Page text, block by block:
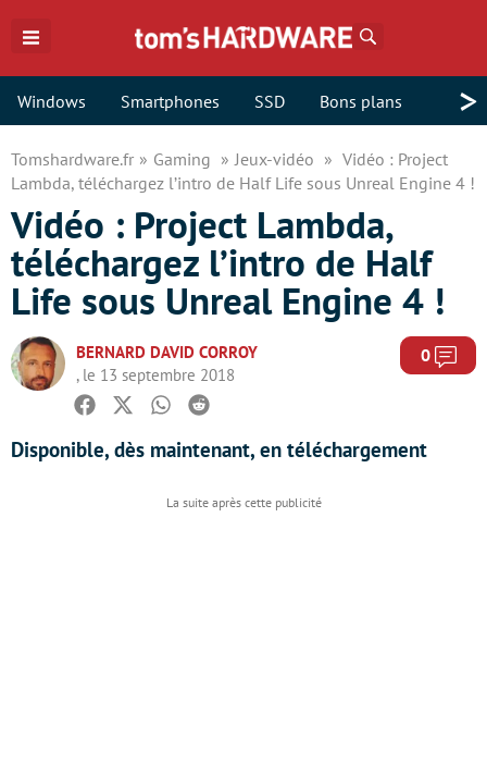
Windows Smartphones SSD Bons plans >
Tomshardware.fr Gaming Jeux-vidéo
Vidéo : Project
Lambda, téléchargez l’intro de Half Life sous Unreal Engine 4 !
Vidéo : Project Lambda,
téléchargez l’intro de Half
Life sous Unreal Engine 4 !
BERNARD DAVID CORROY
, le 13 septembre 2018
0
Facebook
TwitterWhatsapp
Reddit
Disponible, dès maintenant, en téléchargement